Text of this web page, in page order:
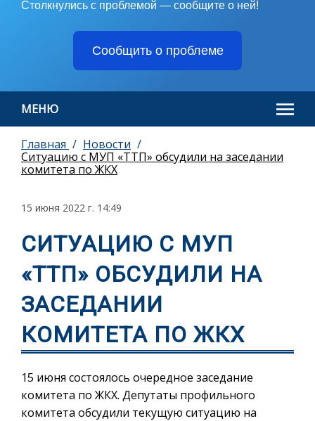
Столкнулись с проблемой — сообщите о ней!
Сообщить о проблеме
МЕНЮ
Главная
Новости
Ситуацию с МУП «ТТП» обсудили на заседании
комитета по ЖКХ
15 июня 2022 г. 14:49
СИТУАЦИЮ С МУП
«ТТП» ОБСУДИЛИ НА
ЗАСЕДАНИИ
КОМИТЕТА ПО ЖКХ
15 июня состоялось очередное заседание
комитета по ЖКХ. Депутаты профильного
комитета обсудили текущую ситуацию на